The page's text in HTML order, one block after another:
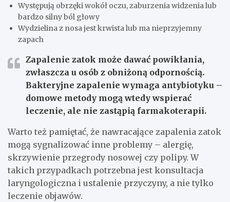
Występują obrzęki wokół oczu, zaburzenia widzenia lub
bardzo silny ból głowy
Wydzielina z nosa jest krwista lub ma nieprzyjemny
zapach
Zapalenie zatok może dawać powikłania,
zwłaszcza u osób z obniżoną odpornością.
Bakteryjne zapalenie wymaga antybiotyku –
domowe metody mogą wtedy wspierać
leczenie, ale nie zastąpią farmakoterapii.
Warto też pamiętać, że nawracające zapalenia zatok
mogą sygnalizować inne problemy – alergię,
skrzywienie przegrody nosowej czy polipy. W
takich przypadkach potrzebna jest konsultacja
laryngologiczna i ustalenie przyczyny, a nie tylko
leczenie objawów.